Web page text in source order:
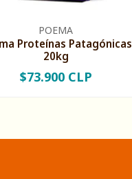
POEMA
Proteínas Patagónicas
20kg
+
$73.900 CLP